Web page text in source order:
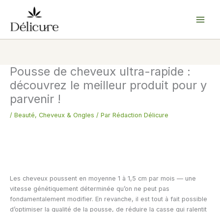
contenu
Pousse de cheveux ultra-rapide :
découvrez le meilleur produit pour y
parvenir !
/ Beauté, Cheveux & Ongles / Par Rédaction Délicure
Les cheveux poussent en moyenne 1 à 1,5 cm par mois — une
vitesse génétiquement déterminée qu’on ne peut pas
fondamentalement modifier. En revanche, il est tout à fait possible
d’optimiser la qualité de la pousse, de réduire la casse qui ralentit